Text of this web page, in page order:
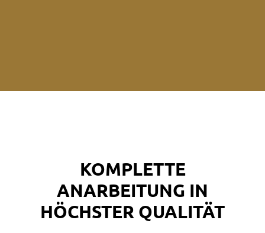
KOMPLETTE
ANARBEITUNG IN
HÖCHSTER QUALITÄT